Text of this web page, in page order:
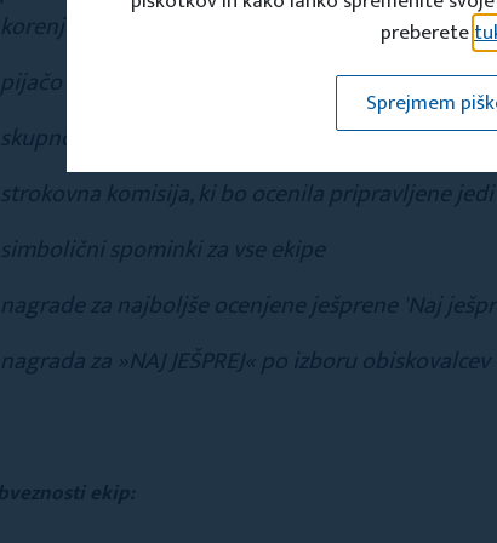
korenjev )
pijačo za člane ekip
skupno mizo za 2 ekipi, klop
strokovna komisija, ki bo ocenila pripravljene jedi
simbolični spominki za vse ekipe
nagrade za najboljše ocenjene ješprene 'Naj
nagrada za »NAJ JEŠPREJ« po izboru
preberete
Sprejmem